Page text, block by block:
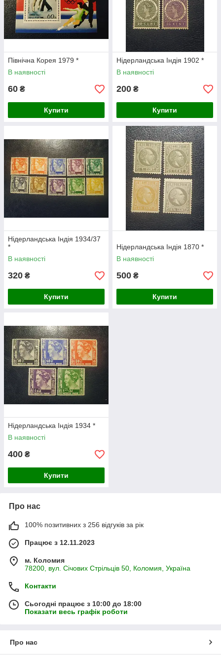
Північна Корея 1979 *
В наявності
60 ₴
Купити
Нідерландська Індія 1902 *
В наявності
200 ₴
Купити
Нідерландська Індія 1934/37
*
В наявності
320 ₴
Купити
Нідерландська Індія 1870 *
В наявності
500 ₴
Купити
Нідерландська Індія 1934 *
В наявності
400 ₴
Купити
Про нас
100% позитивних з 256 відгуків за рік
Працює з 12.11.2023
м. Коломия
78200, вул. Січових Стрільців 50, Коломия, Україна
Контакти
Сьогодні працює з 10:00 до 18:00
Показати весь графік роботи
Про нас